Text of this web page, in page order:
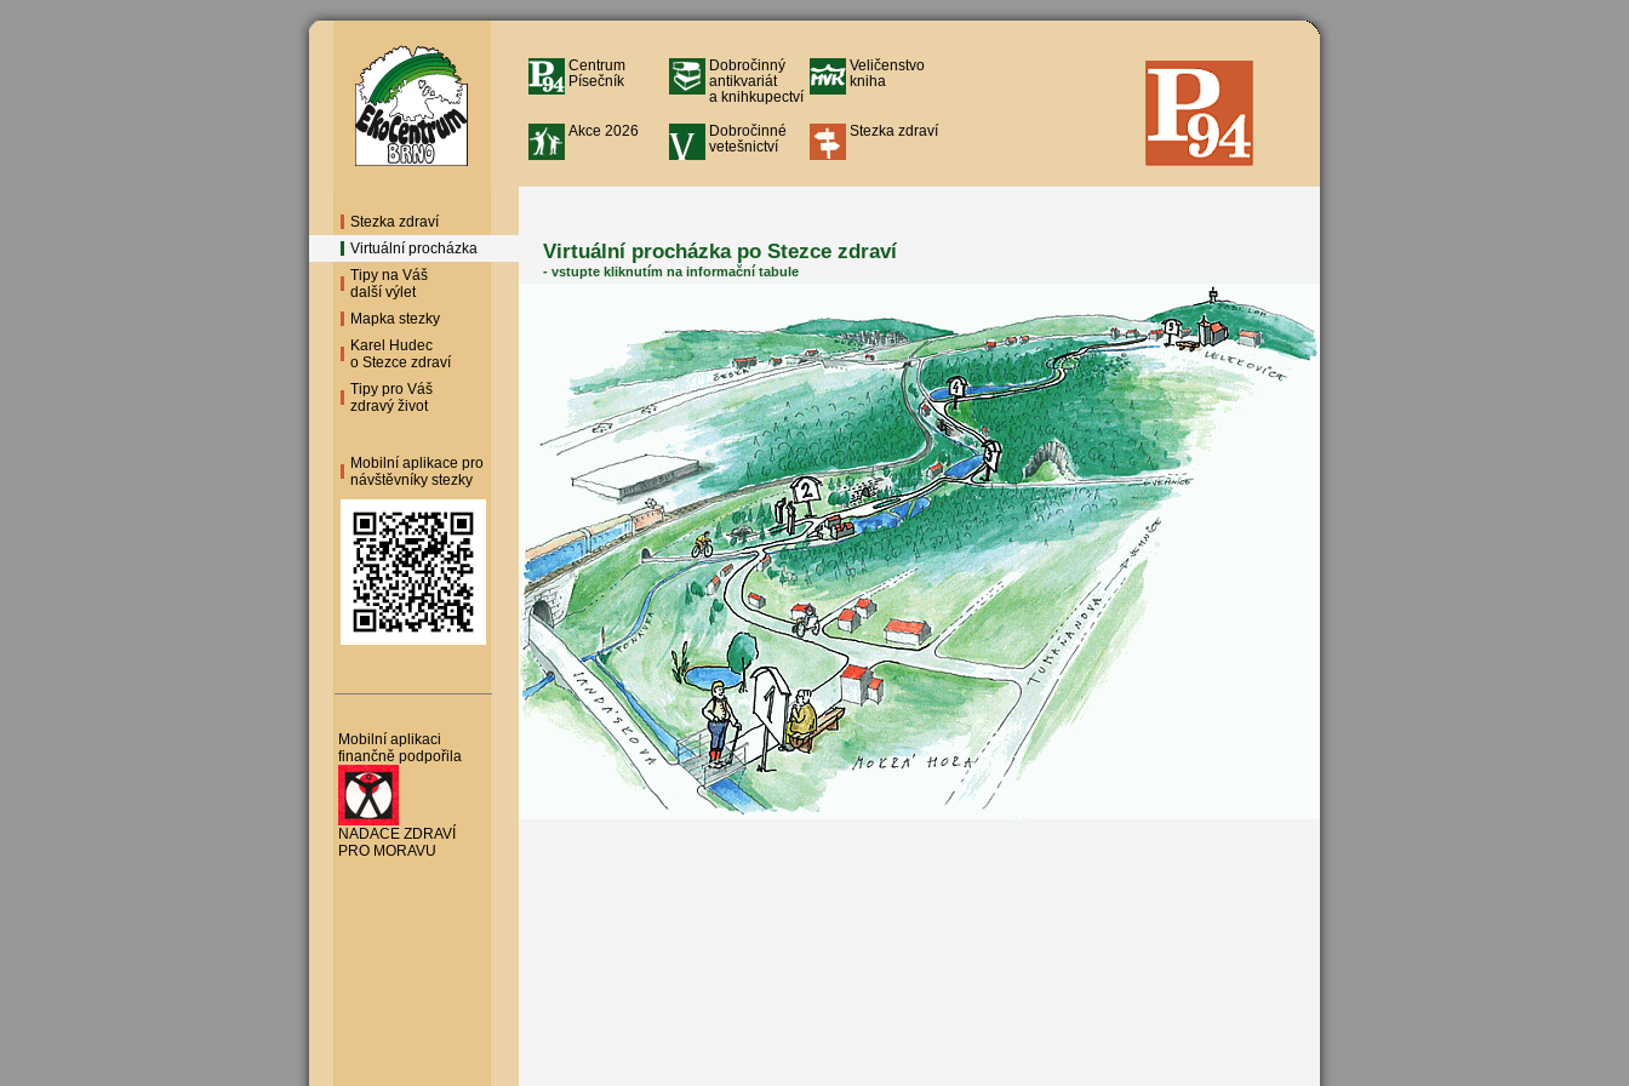
Centrum
Písečník
Dobročinný
antikvariát
a knihkupectví
Veličenstvo
kniha
Akce 2026
Dobročinné
vetešnictví
Stezka zdraví
Stezka zdraví
Virtuální procházka
Tipy na Váš
další výlet
Mapka stezky
Karel Hudec
o Stezce zdraví
Tipy pro Váš
zdravý život
Mobilní aplikace pro
návštěvníky stezky
Mobilní aplikaci
finančně podpořila
NADACE ZDRAVÍ
PRO MORAVU
Virtuální procházka po Stezce zdraví
- vstupte kliknutím na informační tabule